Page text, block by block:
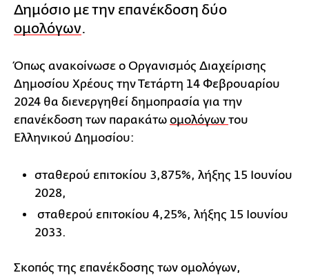
Δημόσιο με την επανέκδοση δύο
ομολόγων.
Όπως ανακοίνωσε ο Οργανισμός Διαχείρισης
Δημοσίου Χρέους την Τετάρτη 14 Φεβρουαρίου
2024 θα διενεργηθεί δημοπρασία για την
επανέκδοση των παρακάτω ομολόγων του
Ελληνικού Δημοσίου:
σταθερού επιτοκίου 3,875%, λήξης 15 Ιουνίου
2028,
σταθερού επιτοκίου 4,25%, λήξης 15 Ιουνίου
2033.
Σκοπός της επανέκδοσης των ομολόγων,